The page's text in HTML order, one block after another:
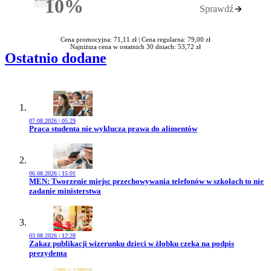
10%Rabatu Sprawdź
Cena promocyjna: 71,11 zł | Cena regularna: 79,00 zł
Najniższa cena w ostatnich 30 dniach: 53,72 zł
Ostatnio dodane
07.08.2026 | 05:29
Przejdź do artykułu:
Praca studenta nie wyklucza prawa do alimentów
06.08.2026 | 15:01
Przejdź do artykułu:
MEN: Tworzenie miejsc przechowywania telefonów w szkołach to nie
zadanie ministerstwa
03.08.2026 | 12:28
Przejdź do artykułu:
Zakaz publikacji wizerunku dzieci w żłobku czeka na podpis
prezydenta